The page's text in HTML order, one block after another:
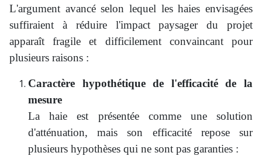
L'argument avancé selon lequel les haies envisagées
suffiraient à réduire l'impact paysager du projet
apparaît fragile et difficilement convaincant pour
plusieurs raisons :
Caractère hypothétique de l'efficacité de la
mesure
La haie est présentée comme une solution
d'atténuation, mais son efficacité repose sur
plusieurs hypothèses qui ne sont pas garanties :